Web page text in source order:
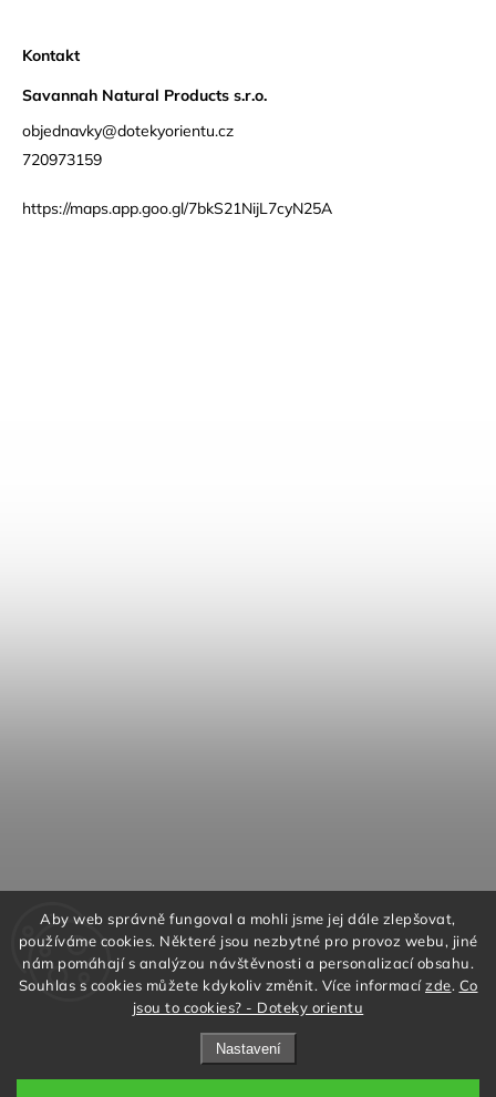
Aby web správně fungoval a mohli jsme jej dále zlepšovat,
používáme cookies. Některé jsou nezbytné pro provoz webu, jiné
nám pomáhají s analýzou návštěvnosti a personalizací obsahu.
Souhlas s cookies můžete kdykoliv změnit. Více informacízde. Co
jsou to cookies? - Doteky orientu
Nastavení
Kontakt
Savannah Natural Products s.r.o.
objednavky@dotekyorientu.cz
720973159
https://maps.app.goo.gl/7bkS21NijL7cyN25A